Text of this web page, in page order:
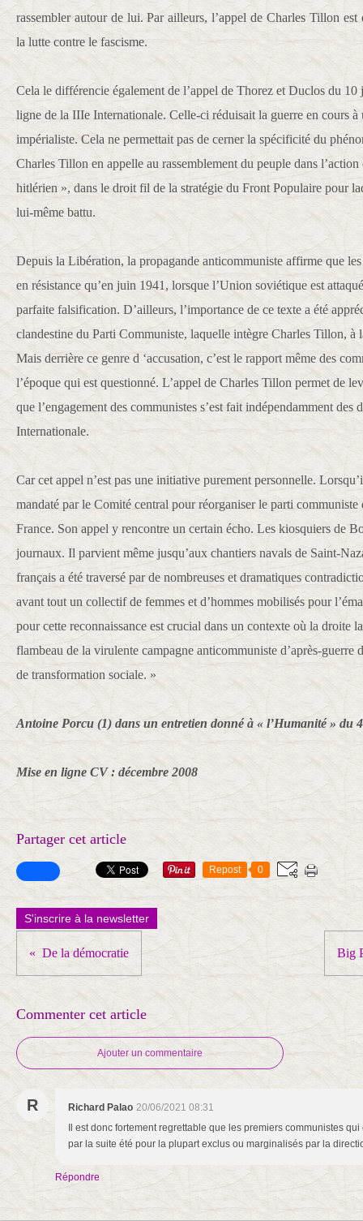
rassembler autour de lui. Par ailleurs, l’appel de Charles Tillon
la lutte contre le fascisme.
Cela le différencie également de l’appel de Thorez et Duclos du
ligne de la IIIe Internationale. Celle-ci réduisait la guerre en cours
impérialiste. Cela ne permettait pas de cerner la spécificité du
Charles Tillon en appelle au rassemblement du peuple dans
hitlérien », dans le droit fil de la stratégie du Front Populaire pour
lui-même battu.
Depuis la Libération, la propagande anticommuniste affirme que
en résistance qu’en juin 1941, lorsque l’Union soviétique est
parfaite falsification. D’ailleurs, l’importance de ce texte a été
clandestine du Parti Communiste, laquelle intègre Charles Tillon, à
Mais derrière ce genre d ‘accusation, c’est le rapport même des
l’époque qui est questionné. L’appel de Charles Tillon permet de
que l’engagement des communistes s’est fait indépendamment des
Internationale.
Car cet appel n’est pas une initiative purement personnelle.
mandaté par le Comité central pour réorganiser le parti communiste
France. Son appel y rencontre un certain écho. Les kiosquiers de
journaux. Il parvient même jusqu’aux chantiers navals de Saint-
français a été traversé par de nombreuses et dramatiques
avant tout un collectif de femmes et d’hommes mobilisés pour
pour cette reconnaissance est crucial dans un contexte où la droite
flambeau de la virulente campagne anticommuniste d’après-guerre
de transformation sociale. »
Antoine Porcu (1) dans un entretien donné à « l’Humanité » du
Mise en ligne CV : décembre 2008
Partager cet article
Repost 0
S'inscrire à la newsletter
De la démocratie Big
Commenter cet article
Ajouter un commentaire
R Richard Palao 20/06/2021 08:31
Il est donc fortement regrettable que les premiers communistes
par la suite été pour la plupart exclus ou marginalisés par la
Répondre